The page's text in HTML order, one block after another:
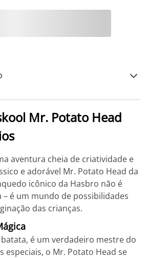
Mr. Potato Head
aventura cheia de criatividade e
e adorável Mr. Potato Head da
icônico da Hasbro não é
é um mundo de possibilidades
das crianças.
é um verdadeiro mestre do
especiais, o Mr. Potato Head se